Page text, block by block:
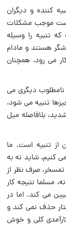
کننده و دیگران
است موجب مشکلات
تنبیه را وسیله
هستند و مادام
می رود، همچنان
نامطلوب دیگرى می
تنبیه مى شود،
بلافاصله میل
از تنبیه است. ما
کنیم، شاید نه به
تمسخر، صرف نظر از
مسلما نتیجه کار
می کند. اما در
حذف نمی کند و
کلی و خوش